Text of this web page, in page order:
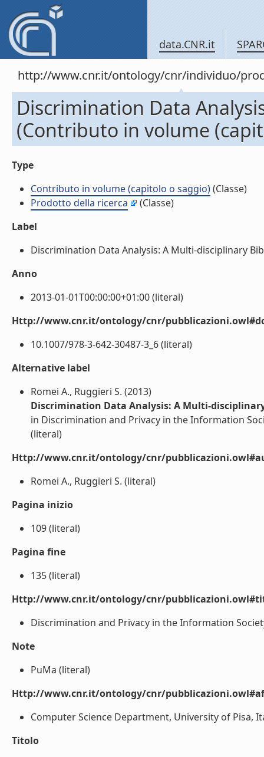
data.CNR.it
http://www.cnr.it/ontology/cnr/individuo/
Discrimination Data
(Contributo in volume
Type
Contributo in volume (capitolo o saggio)(Classe)
Prodotto della ricerca
(Classe)
Label
Discrimination Data Analysis: A Multi-disciplinary
Anno
2013-01-01T00:00:00+01:00 (literal)
Http://www.cnr.it/ontology/cnr/
10.1007/978-3-642-30487-3_6 (literal)
Alternative label
Romei A., Ruggieri S. (2013)
Discrimination Data Analysis: A Multi-
in Discrimination and Privacy in the Information
(literal)
Http://www.cnr.it/ontology/cnr/
Romei A., Ruggieri S. (literal)
Pagina inizio
109 (literal)
Pagina fine
135 (literal)
Http://www.cnr.it/ontology/cnr/
Discrimination and Privacy in the Information
Note
PuMa (literal)
Http://www.cnr.it/ontology/cnr/
Computer Science Department, University of Pisa,
Titolo